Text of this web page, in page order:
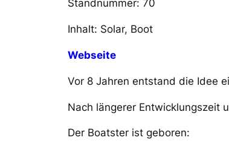
Standnummer: 70
Inhalt: Solar, Boot
Webseite
Vor 8 Jahren entstand die Idee
Nach längerer Entwicklungszeit
Der Boatster ist geboren: